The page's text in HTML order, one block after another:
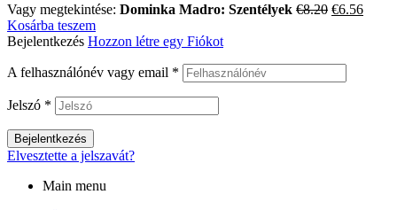
Vagy megtekintése: Dominka Madro: Szentélyek €8.20 Original
€6.56
Kosárba teszem
Bejelentkezés Hozzon létre egy Fiókot
A felhasználónév vagy email *
Jelszó *
Bejelentkezés
Elvesztette a jelszavát?
Main menu